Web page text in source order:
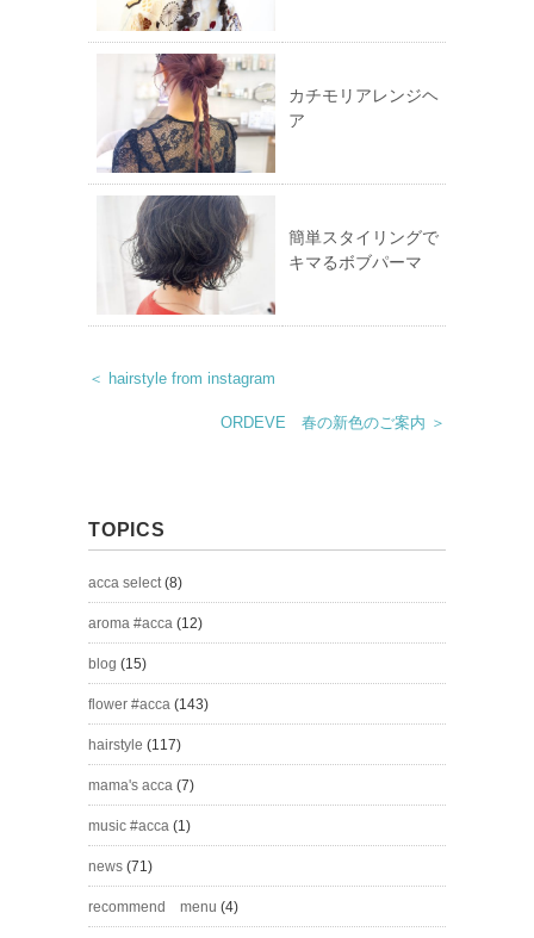
カチモリアレンジヘ
ア
簡単スタイリングで
キマるボブパーマ
＜ hairstyle from instagram
ORDEVE 春の新色のご案内 ＞
TOPICS
acca select (8)
aroma #acca (12)
blog (15)
flower #acca (143)
hairstyle (117)
mama's acca (7)
music #acca (1)
news (71)
recommend menu (4)